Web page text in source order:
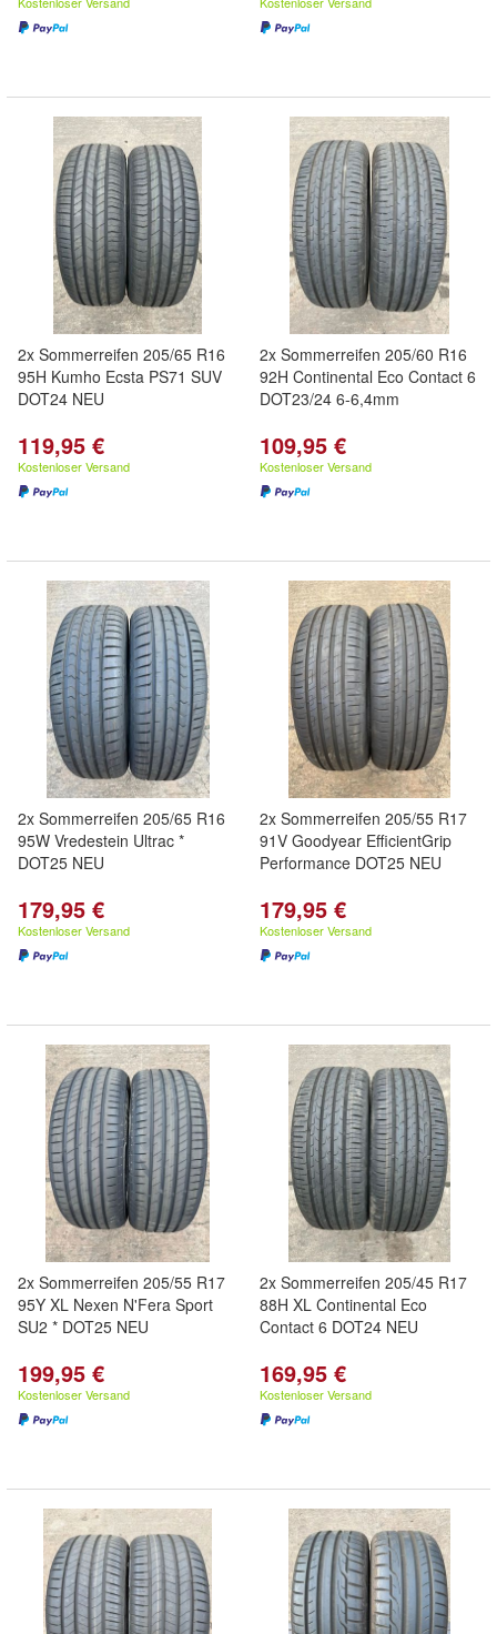
2x Sommerreifen 205/65 R16
95H Kumho Ecsta PS71 SUV
DOT24 NEU
119,95 €
Kostenloser Versand
2x Sommerreifen 205/60 R16
92H Continental Eco Contact 6
DOT23/24 6-6,4mm
109,95 €
Kostenloser Versand
2x Sommerreifen 205/65 R16
95W Vredestein Ultrac *
DOT25 NEU
179,95 €
Kostenloser Versand
2x Sommerreifen 205/55 R17
91V Goodyear EfficientGrip
Performance DOT25 NEU
179,95 €
Kostenloser Versand
2x Sommerreifen 205/55 R17
95Y XL Nexen N'Fera Sport
SU2 * DOT25 NEU
199,95 €
Kostenloser Versand
2x Sommerreifen 205/45 R17
88H XL Continental Eco
Contact 6 DOT24 NEU
169,95 €
Kostenloser Versand